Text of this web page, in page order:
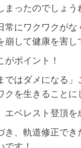
まったのでしょう
常にワクワクがな
崩して健康を害し
がポイント！
ではダメになる」
クを生きることに
エベレスト登頂を
き、軌道修正でき